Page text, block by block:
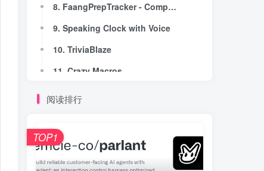
8. FaangPrepTracker - Company Wise Problems
9. Speaking Clock with Voice
10. TriviaBlaze
11. Crazy Macros
12. OptGpt
14. Social Media Growth Guide
15. Picky Eaters
8. FaangPrepTracker - Company Wise Problems
9. Speaking Clock with Voice
10. TriviaBlaze
11. Crazy Macros
12. OptGpt
14. Social Media Growth Guide
15. Picky Eaters
阅读排行
TOP1